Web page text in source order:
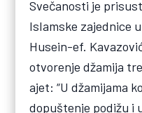
Svečanosti je
Islamske zajednice
Husein-ef.
otvorenje džamija
ajet: “U džamijama
dopuštenje podižu i